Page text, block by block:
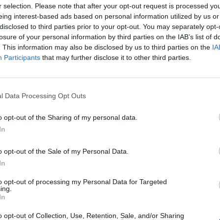
selection. Please note that after your opt-out request is processed
interest-based ads based on personal information utilized by us
to third parties prior to your opt-out. You may separately
of your personal information by third parties on the IAB’s list of
This information may also be disclosed by us to third parties on the
Participants that may further disclose it to other third parties.
Data Processing Opt Outs
opt-out of the Sharing of my personal data.
opt-out of the Sale of my Personal Data.
opt-out of processing my Personal Data for Targeted
opt-out of Collection, Use, Retention, Sale, and/or Sharing
πιο πιθανό να τις εμφανίσετε ξανά.
σχηματίζονται από την περίσσεια χοληστερόλης
να επικοινωνήσετε με τον ιατρό σας
και τι εξετάσεις μπορείτε να κάνετε για
από τον τρόπο εμφάνισης και τα συμπτώματα
.
ενζύμων.